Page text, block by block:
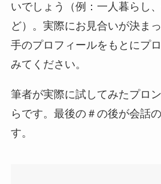
いでしょう（例：一人暮らし
ど）。実際にお見合いが決ま
手のプロフィールをもとにプ
みてください。
筆者が実際に試してみたプロ
らです。最後の＃の後が会話
す。